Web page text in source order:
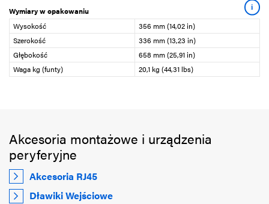
Wymiary w opakowaniu i
Wysokość
356 mm (14,02 in)
Szerokość
336 mm (13,23 in)
Głębokość
658 mm (25,91 in)
Waga kg (funty)
20,1 kg (44,31 lbs)
Akcesoria montażowe i urządzenia
peryferyjne
Akcesoria RJ45
Dławiki Wejściowe